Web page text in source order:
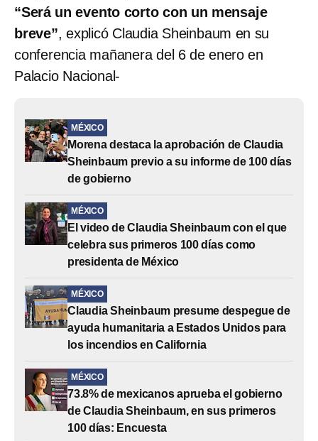
“Será un evento corto con un mensaje
breve”, explicó Claudia Sheinbaum en su
conferencia mañanera del 6 de enero en
Palacio Nacional-
MÉXICO
Morena destaca la aprobación de Claudia
Sheinbaum previo a su informe de 100 días
de gobierno
MÉXICO
El video de Claudia Sheinbaum con el que
celebra sus primeros 100 días como
presidenta de México
MÉXICO
Claudia Sheinbaum presume despegue de
ayuda humanitaria a Estados Unidos para
los incendios en California
MÉXICO
73.8% de mexicanos aprueba el gobierno
de Claudia Sheinbaum, en sus primeros
100 días: Encuesta